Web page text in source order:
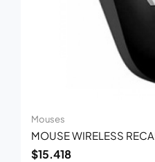
Mouses
MOUSE WIRELESS
$15.418